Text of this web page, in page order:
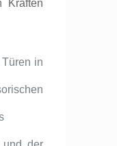
Kräften
in